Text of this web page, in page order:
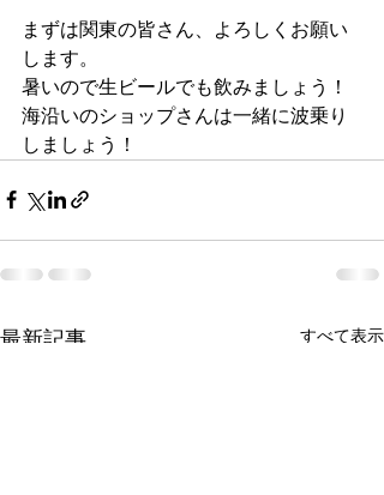
まずは関東の皆さん、よろしくお願い
します。
暑いので生ビールでも飲みましょう！
海沿いのショップさんは一緒に波乗り
しましょう！
最新記事 すべて表示